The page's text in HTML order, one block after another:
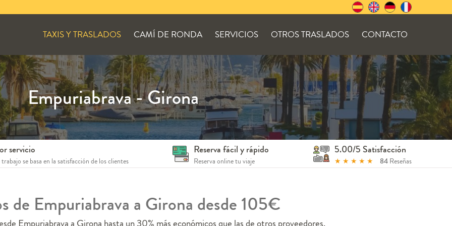
TAXIS Y TRASLADOS CAMÍ DE RONDA SERVICIOS OTROS TRASLADOS CONTACTO
servicio
se basa en la satisfacción de los clientes
Reserva fácil y rápido
Reserva online tu viaje
5.00/5 Satisfacción
★ ★ ★ ★ ★ 84Reseñas
Empuriabrava - Girona
de Empuriabrava a Girona desde 105€
Empuriabrava a Girona hasta un 30% más económicos que las de otros proveedores.